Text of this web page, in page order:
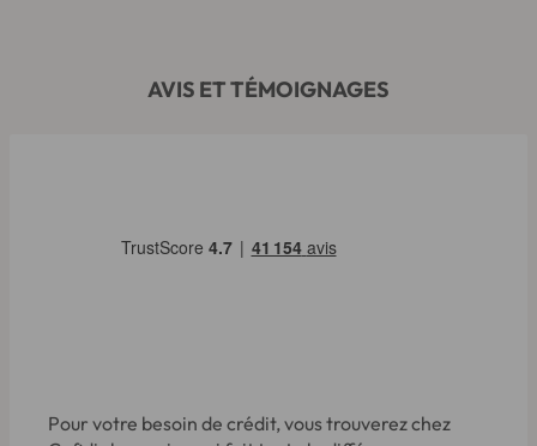
AVIS ET TÉMOIGNAGES
Pour votre besoin de crédit, vous trouverez chez